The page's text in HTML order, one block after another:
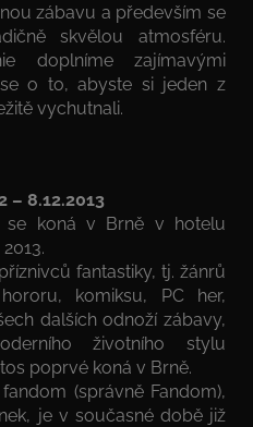
zábavu a především se
skvělou atmosféru.
doplníme zajímavými
o to, abyste si jeden z
vychutnali.
– 8.12.2013
se koná v Brně v hotelu
fantastiky, tj. žánrů
komiksu, PC her,
dalších odnoží zábavy,
životního stylu
poprvé koná v Brně.
(správně Fandom),
je v současné době již